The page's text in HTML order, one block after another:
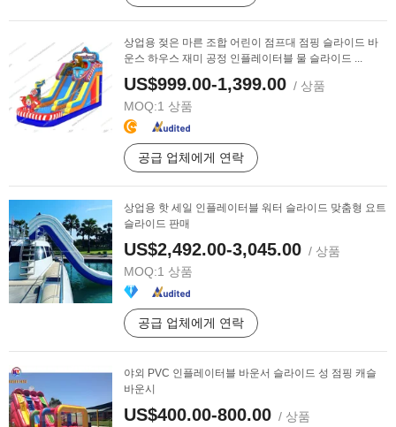
상업용 젖은 마른 조합 어린이 점프대 점핑 슬라이드 바
운스 하우스 재미 공정 인플레이터블 물 슬라이드 ...
US$999.00-1,399.00 / 상품
MOQ:1 상품
공급 업체에게 연락
상업용 핫 세일 인플레이터블 워터 슬라이드 맞춤형 요트
슬라이드 판매
US$2,492.00-3,045.00 / 상품
MOQ:1 상품
공급 업체에게 연락
야외 PVC 인플레이터블 바운서 슬라이드 성 점핑 캐슬
바운시
US$400.00-800.00 / 상품